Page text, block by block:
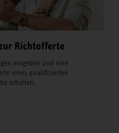
Richtofferte
eingeben und eine
eines qualifizierten
erhalten.